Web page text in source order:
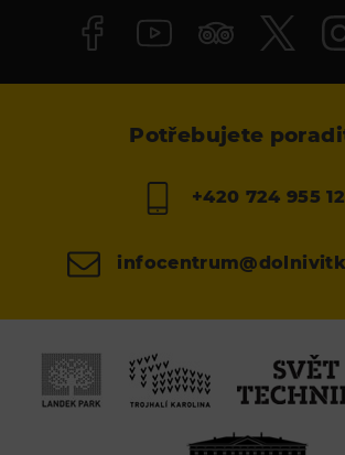
Potřebujete
+420 724 955